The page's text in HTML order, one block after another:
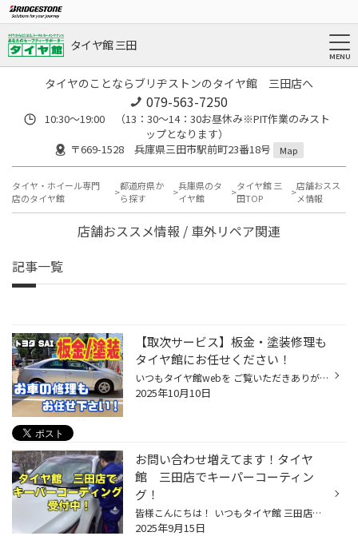
タイヤ館 三田
タイヤのことならブリヂストンのタイヤ館 三田店へ
079-563-7250
10:30～19:00 （13：30～14：30お昼休み※PIT作業のみスト
ップとなります）
〒669-1528 兵庫県三田市駅前町23番18号
Map
タイヤ・ホイール専門
店のタイヤ館
都道府県か
ら探す
兵庫県のタ
イヤ館
タイヤ館 三
田TOP
店舗おスス
メ情報
店舗おススメ情報 / 車外リペア関連
記事一覧
【取次サービス】板金・塗装修理も
タイヤ館にお任せください！
いつもタイヤ館webを ご覧いただきありがとうございます！ 今回は近畿エリア管内タイヤ館直営店舗にて実施させて頂きました作業事例をご紹介！ 今回は、取次サービスの 板金/塗装修理 させていただきました！ 【板金修理もタイヤ館へお任せ！】 車のキズ・へこみを丁寧に修復 車のキズ・へこみでお...
2025年10月10日
お問い合わせ増えてます！タイヤ
館 三田店でキーパーコーティン
グ！
皆様こんにちは！ いつもタイヤ館 三田店を ご利用頂き誠にありがとうございます！ タイヤ館 三田店では キーパーコーティング受付中！ 先日もご成約をいただき トヨタ ハリアーに キーパーコーティングを 施工させていただきました！ 皆さま、お車のボディーコーティングは施工しておりますか？ 1...
2025年9月15日